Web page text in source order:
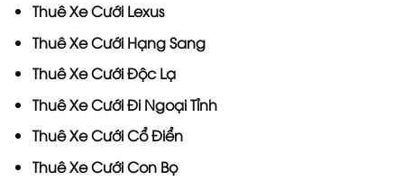
Thuê Xe Cưới Lexus
Thuê Xe Cưới Hạng Sang
Thuê Xe Cưới Độc Lạ
Thuê Xe Cưới Đi Ngoại Tỉnh
Thuê Xe Cưới Cổ Điển
Thuê Xe Cưới Con Bọ